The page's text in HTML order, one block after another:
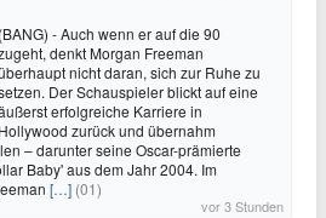
(BANG) - Auch wenn er auf die 90
denkt Morgan Freeman
nicht daran, sich zur Ruhe zu
Der Schauspieler blickt auf eine
erfolgreiche Karriere in
Hollywood zurück und übernahm
– darunter seine Oscar-prämierte
Baby' aus dem Jahr 2004. Im
[…] (01)
vor 3 Stunden